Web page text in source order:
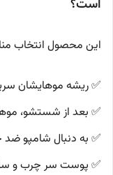
است؟
این محصول انتخاب
✅ ریشه موهایشان
✅ بعد از شستشو،
✅ به دنبال شامپو
✅ پوست سر چرب و